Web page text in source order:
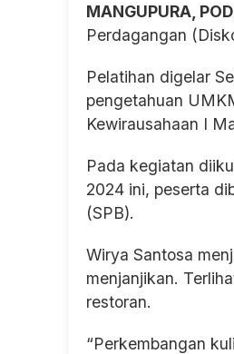
MANGUPURA,
Perdagangan
Pelatihan digelar
pengetahuan
Kewirausahaan I
Pada kegiatan
2024 ini, peserta
(SPB).
Wirya Santosa
menjanjikan.
restoran.
“Perkembangan